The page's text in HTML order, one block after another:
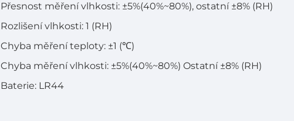
Přesnost měření vlhkosti: ±5%(40%~80%), ostatní ±8% (RH)
Rozlišení vlhkosti: 1 (RH)
Chyba měření teploty: ±1 (℃)
Chyba měření vlhkosti: ±5%(40%~80%) Ostatní ±8% (RH)
Baterie: LR44